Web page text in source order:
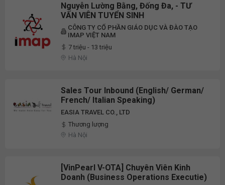
Nguyễn Lường Bằng, Đống Đa, - TƯ
VẤN VIÊN TUYỂN SINH
CÔNG TY CỔ PHẦN GIÁO DỤC VÀ ĐÀO TẠO
IMAP VIỆT NAM
7 triệu - 13 triệu
Hà Nội
Sales Tour Inbound (English/ German/
French/ Italian Speaking)
EASIA TRAVEL CO., LTD
Thương lượng
Hà Nội
[VinPearl V-OTA] Chuyên Viên Kinh
Doanh (Business Operations Executie)